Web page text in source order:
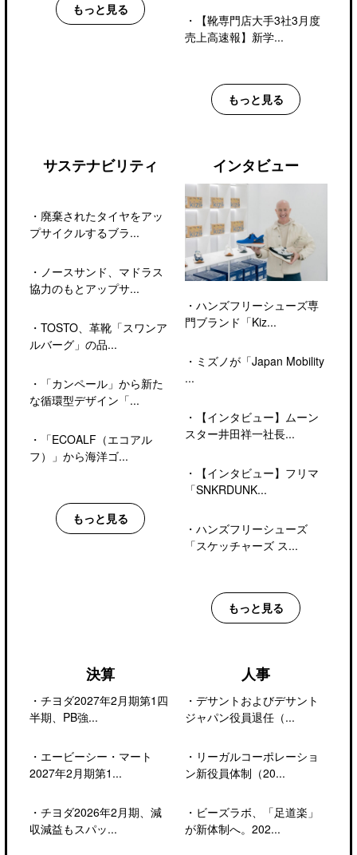
もっと見る
・
【靴専門店大手3社3月度
売上高速報】新学...
もっと見る
サステナビリティ
・ 廃棄されたタイヤをアッ
プサイクルするブラ...
・ ノースサンド、マドラス
協力のもとアップサ...
・ TOSTO、革靴「スワンア
ルバーグ」の品...
・
「カンペール」から新た
な循環型デザイン「...
・
「ECOALF（エコアル
フ）」から海洋ゴ...
もっと見る
インタビュー
・ ハンズフリーシューズ専
門ブランド「Kiz...
・ ミズノが「Japan Mobility
...
・
【インタビュー】ムーン
スター井田祥一社長...
・
【インタビュー】フリマ
「SNKRDUNK...
・ ハンズフリーシューズ
「スケッチャーズ ス...
もっと見る
決算
・ チヨダ2027年2月期第1四
半期、PB強...
・ エービーシー・マート
2027年2月期第1...
・ チヨダ2026年2月期、減
収減益もスパッ...
人事
・ デサントおよびデサント
ジャパン役員退任（...
・ リーガルコーポレーショ
ン新役員体制（20...
・ ビーズラボ、「足道楽」
が新体制へ。202...